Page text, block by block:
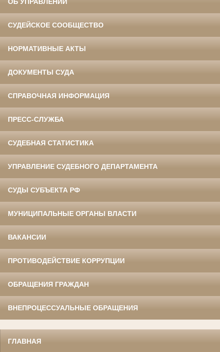
СУДЕЙСКОЕ СООБЩЕСТВО
НОРМАТИВНЫЕ АКТЫ
ДОКУМЕНТЫ СУДА
СПРАВОЧНАЯ ИНФОРМАЦИЯ
ПРЕСС-СЛУЖБА
СУДЕБНАЯ СТАТИСТИКА
УПРАВЛЕНИЕ СУДЕБНОГО ДЕПАРТАМЕНТА
СУДЫ СУБЪЕКТА РФ
МУНИЦИПАЛЬНЫЕ ОРГАНЫ ВЛАСТИ
ВАКАНСИИ
ПРОТИВОДЕЙСТВИЕ КОРРУПЦИИ
ОБРАЩЕНИЯ ГРАЖДАН
ВНЕПРОЦЕССУАЛЬНЫЕ ОБРАЩЕНИЯ
ГЛАВНАЯ